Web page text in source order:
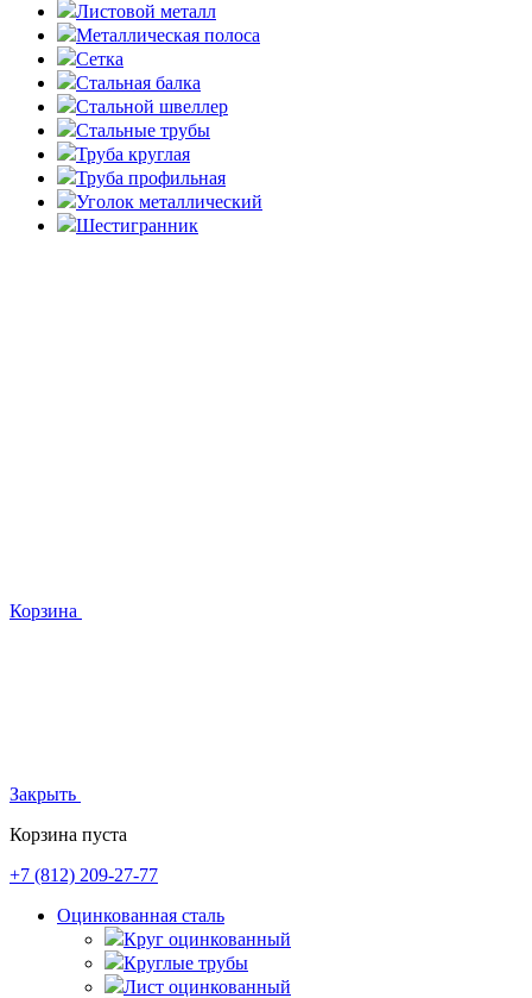
Листовой металл
Металлическая полоса
Сетка
Стальная балка
Стальной швеллер
Стальные трубы
Труба круглая
Труба профильная
Уголок металлический
Шестигранник
Корзина
Закрыть
Корзина пуста
+7 (812) 209-27-77
Оцинкованная сталь
Круг оцинкованный
Круглые трубы
Лист оцинкованный